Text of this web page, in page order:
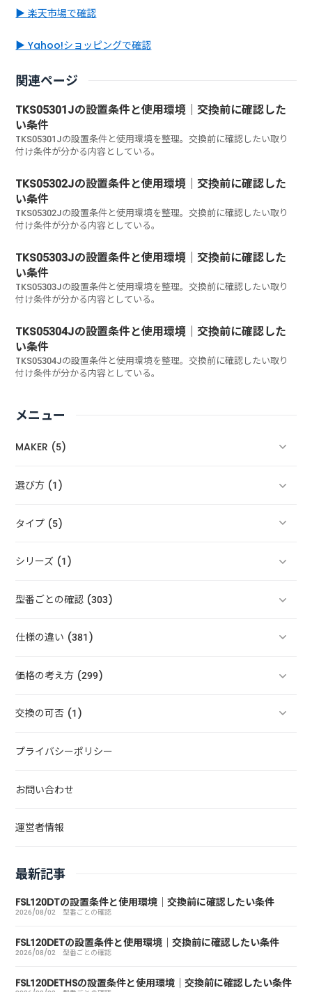
▶ 楽天市場で確認
▶ Yahoo!ショッピングで確認
関連ページ
TKS05301Jの設置条件と使用環境｜交換前に確認した
い条件
TKS05301Jの設置条件と使用環境を整理。交換前に確認したい取り
付け条件が分かる内容としている。
TKS05302Jの設置条件と使用環境｜交換前に確認した
い条件
TKS05302Jの設置条件と使用環境を整理。交換前に確認したい取り
付け条件が分かる内容としている。
TKS05303Jの設置条件と使用環境｜交換前に確認した
い条件
TKS05303Jの設置条件と使用環境を整理。交換前に確認したい取り
付け条件が分かる内容としている。
TKS05304Jの設置条件と使用環境｜交換前に確認した
い条件
TKS05304Jの設置条件と使用環境を整理。交換前に確認したい取り
付け条件が分かる内容としている。
メニュー
MAKER (5)
選び方 (1)
タイプ (5)
シリーズ (1)
型番ごとの確認 (303)
仕様の違い (381)
価格の考え方 (299)
交換の可否 (1)
プライバシーポリシー
お問い合わせ
運営者情報
最新記事
FSL120DTの設置条件と使用環境｜交換前に確認したい条件
2026/08/02 型番ごとの確認
FSL120DETの設置条件と使用環境｜交換前に確認したい条件
2026/08/02 型番ごとの確認
FSL120DETHSの設置条件と使用環境｜交換前に確認したい条件